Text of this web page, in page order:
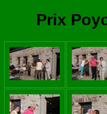
Prix